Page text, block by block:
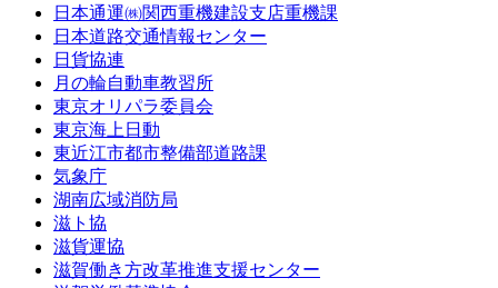
日本通運㈱関西重機建設支店重機課
日本道路交通情報センター
日貨協連
月の輪自動車教習所
東京オリパラ委員会
東京海上日動
東近江市都市整備部道路課
気象庁
湖南広域消防局
滋ト協
滋貨運協
滋賀働き方改革推進支援センター